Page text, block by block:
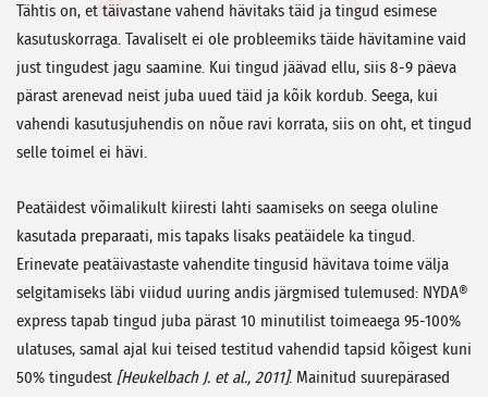
Tähtis on, et täivastane vahend hävitaks täid ja tingud esimese
kasutuskorraga. Tavaliselt ei ole probleemiks täide hävitamine vaid
just tingudest jagu saamine. Kui tingud jäävad ellu, siis 8-9 päeva
pärast arenevad neist juba uued täid ja kõik kordub. Seega, kui
vahendi kasutusjuhendis on nõue ravi korrata, siis on oht, et tingud
selle toimel ei hävi.
Peatäidest võimalikult kiiresti lahti saamiseks on seega oluline
kasutada preparaati, mis tapaks lisaks peatäidele ka tingud.
Erinevate peatäivastaste vahendite tingusid hävitava toime välja
selgitamiseks läbi viidud uuring andis järgmised tulemused: NYDA®
express tapab tingud juba pärast 10 minutilist toimeaega 95-100%
ulatuses, samal ajal kui teised testitud vahendid tapsid kõigest kuni
50% tingudest [Heukelbach J. et al., 2011]. Mainitud suurepärased